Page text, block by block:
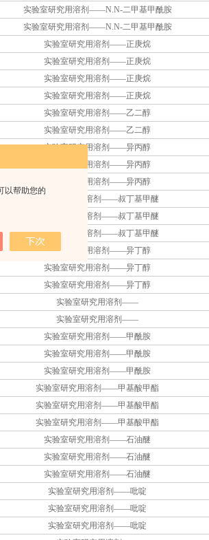
以帮助您的
实验室研究用溶剂——N.N-二甲基甲酰胺
实验室研究用溶剂——N.N-二甲基甲酰胺
实验室研究用溶剂——正庚烷
实验室研究用溶剂——正庚烷
实验室研究用溶剂——正庚烷
实验室研究用溶剂——正庚烷
实验室研究用溶剂——乙二醇
实验室研究用溶剂——乙二醇
实验室研究用溶剂——异丙醇
实验室研究用溶剂——异丙醇
实验室研究用溶剂——异丙醇
实验室研究用溶剂——叔丁基甲醚
实验室研究用溶剂——叔丁基甲醚
实验室研究用溶剂——叔丁基甲醚
实验室研究用溶剂——异丁醇
实验室研究用溶剂——异丁醇
实验室研究用溶剂——异丁醇
实验室研究用溶剂——
实验室研究用溶剂——
实验室研究用溶剂——甲酰胺
实验室研究用溶剂——甲酰胺
实验室研究用溶剂——甲酰胺
实验室研究用溶剂——甲基酸甲酯
实验室研究用溶剂——甲基酸甲酯
实验室研究用溶剂——甲基酸甲酯
实验室研究用溶剂——石油醚
实验室研究用溶剂——石油醚
实验室研究用溶剂——石油醚
实验室研究用溶剂——吡啶
实验室研究用溶剂——吡啶
实验室研究用溶剂——吡啶